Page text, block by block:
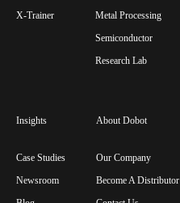
X-Trainer
Metal Processing
Semiconductor
Research Lab
Insights
Case Studies
Newsroom
About Dobot
Our Company
Become A Distributor